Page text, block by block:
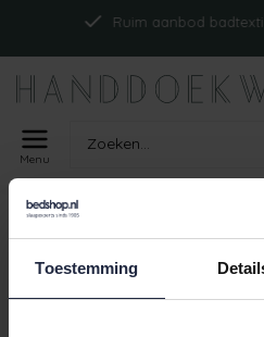
Toestemming
Ruim aanbod badtextiel
Menu
Home
PRODUCTEN